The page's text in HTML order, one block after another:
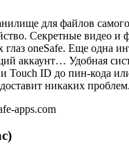
для файлов
Секретные видео и
глаз oneSafe. Еще одна
аккаунт… Удобная
Touch ID до пин-кода
никаких проблем.
apps.com